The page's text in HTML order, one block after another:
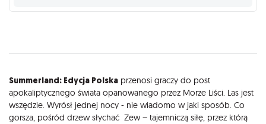
Opis
Summerland: Edycja Polska przenosi graczy do post
apokaliptycznego świata opanowanego przez Morze Liści. Las jest
wszędzie. Wyrósł jednej nocy - nie wiadomo w jaki sposób. Co
gorsza, pośród drzew słychać Zew – tajemniczą siłę, przez którą